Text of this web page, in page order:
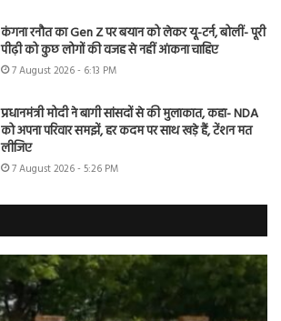
कंगना रनौत का Gen Z पर बयान को लेकर यू-टर्न, बोलीं- पूरी
पीढ़ी को कुछ लोगों की वजह से नहीं आंकना चाहिए
7 August 2026 - 6:13 PM
प्रधानमंत्री मोदी ने बागी सांसदों से की मुलाकात, कहा- NDA
को अपना परिवार समझें, हर कदम पर साथ खड़े हैं, टेंशन मत
लीजिए
7 August 2026 - 5:26 PM